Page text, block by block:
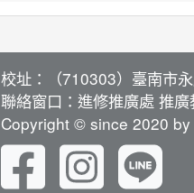
校址：（710303）臺南市
聯絡窗口：進修推廣處 推
Copyright © since 2020